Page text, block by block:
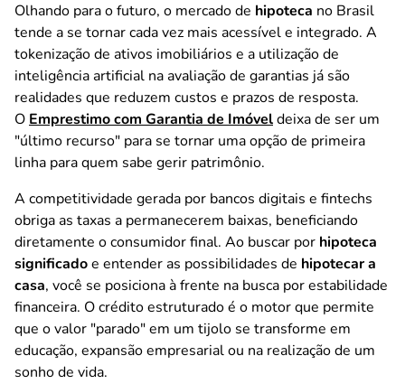
Olhando para o futuro, o mercado de hipoteca no Brasil
tende a se tornar cada vez mais acessível e integrado. A
tokenização de ativos imobiliários e a utilização de
inteligência artificial na avaliação de garantias já são
realidades que reduzem custos e prazos de resposta.
OEmprestimo com Garantia de Imóveldeixa de ser um
"último recurso" para se tornar uma opção de primeira
linha para quem sabe gerir patrimônio.
A competitividade gerada por bancos digitais e fintechs
obriga as taxas a permanecerem baixas, beneficiando
diretamente o consumidor final. Ao buscar por hipoteca
significadoe entender as possibilidades de hipotecar a
casa, você se posiciona à frente na busca por estabilidade
financeira. O crédito estruturado é o motor que permite
que o valor "parado" em um tijolo se transforme em
educação, expansão empresarial ou na realização de um
sonho de vida.